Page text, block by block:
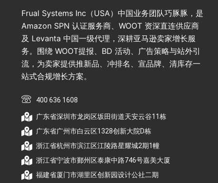
Frual Systems Inc（USA）中国业务团队巧豚豚，是
Amazon SPN 认证服务商、WOOT 资深直连供应商
及 Levanta 中国一级代理，深耕亚马逊卖家增长服
务。围绕 WOOT提报、BD 活动、广告策略与站外引
流，为卖家提供推新品、冲排名、宣品牌、清库存一
站式合规增长方案。
400 636 1608
广东省深圳市龙岗区坂田街道天安云谷11栋
广东省广州市白云区1328创新大院D栋
浙江省杭州市滨江区江陵路星耀城2期1幢
浙江省宁波市鄞州区泰康中路746号嘉美大厦
福建省厦门市湖里区创新园设计公社二期